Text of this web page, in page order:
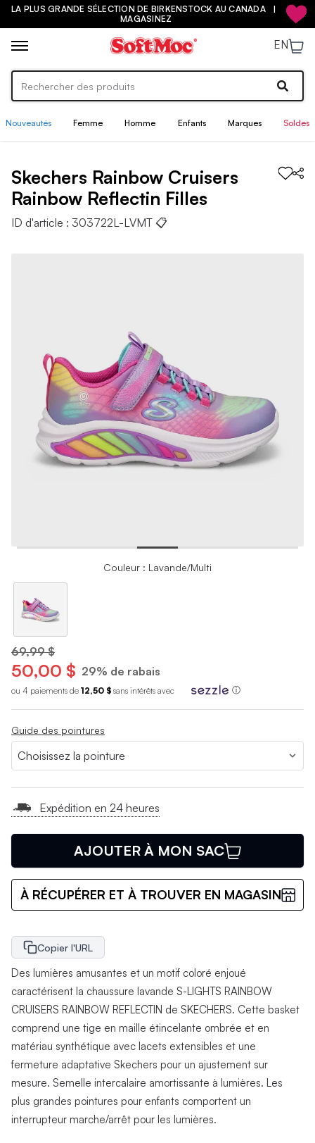
LA PLUS GRANDE SÉLECTION DE BIRKENSTOCK AU CANADA |
MAGASINEZ
EN
Nouveautés Femme Homme Enfants Marques Soldes
Skechers Rainbow Cruisers
Rainbow Reflectin Filles
ID d'article : 303722L-LVMT 📋
Couleur : Lavande/Multi
69,99 $
50,00 $ 29% de rabais
ou 4 paiements de 12,50 $ sans intérêts avec ⓘ
Guide des pointures
Expédition en 24 heures
AJOUTER À MON SAC
À RÉCUPÉRER ET À TROUVER EN MAGASIN
Copier l'URL
Des lumières amusantes et un motif coloré enjoué
caractérisent la chaussure lavande S-LIGHTS RAINBOW
CRUISERS RAINBOW REFLECTIN de SKECHERS. Cette basket
comprend une tige en maille étincelante ombrée et en
matériau synthétique avec lacets extensibles et une
fermeture adaptative Skechers pour un ajustement sur
mesure. Semelle intercalaire amortissante à lumières. Les
plus grandes pointures pour enfants comportent un
interrupteur marche/arrêt pour les lumières.